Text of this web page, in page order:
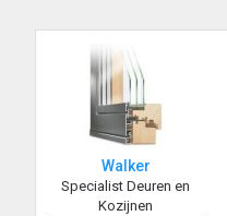
Walker
Specialist Deuren en
Kozijnen